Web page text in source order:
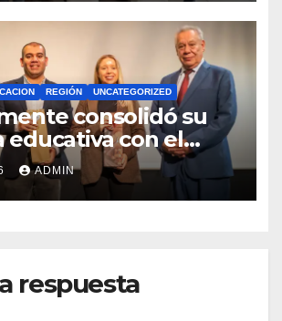
REGIÓN UNCATEGORIZED
consolidó su
educativa con el
del
Brotes 2026
ADMIN
respuesta